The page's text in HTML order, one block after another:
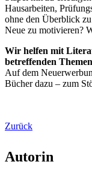
Hausarbeiten,
ohne den Überblick
Neue zu motivieren?
Wir helfen mit
betreffenden
Auf dem
Bücher dazu – zum
Zurück
Autorin